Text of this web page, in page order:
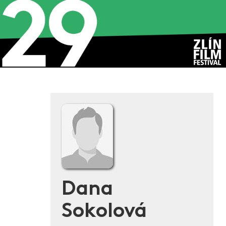
Dana
Sokolová